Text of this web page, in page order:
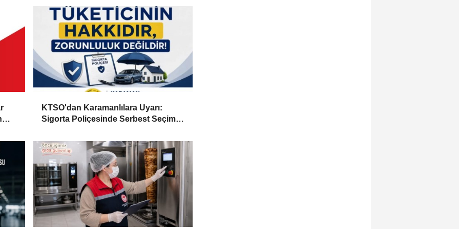
KTSO'dan Karamanlılara Uyarı:
Sigorta Poliçesinde Serbest Seçim